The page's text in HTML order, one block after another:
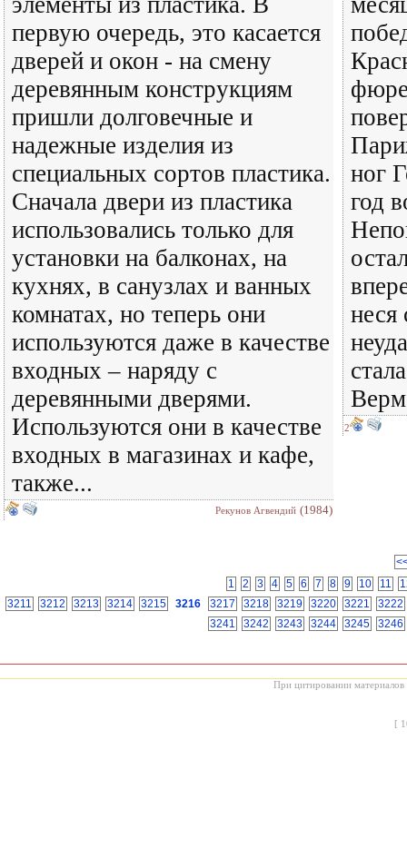
первую очередь, это касается
дверей и окон - на смену
деревянным конструкциям
пришли долговечные и
надежные изделия из
специальных сортов пластика.
Сначала двери из пластика
использовались только для
установки на балконах, на
кухнях, в санузлах и ванных
комнатах, но теперь они
используются даже в качестве
входных – наряду с
деревянными дверями.
Используются они в качестве
входных в магазинах и кафе,
также...
Рекунов Агвендий (1984)
ног
год
неся
2
1
2 3 4 5 6 7 8 9 10 11
3211
3212 3213 3214 3215 3216 3217 3218 3219 3220 3221
3222
3241
3242 3243 3244 3245 3246
При цитировании материалов
[